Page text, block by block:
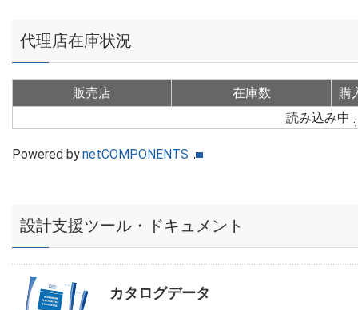
代理店在庫状況
販売店 在庫数
購
読み込み中
Powered bynetCOMPONENTS
設計支援ツール・ドキュメント
カタログデータ